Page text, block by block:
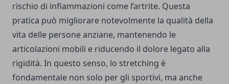
rischio di infiammazioni come l’artrite. Questa
pratica può migliorare notevolmente la qualità della
vita delle persone anziane, mantenendo le
articolazioni mobili e riducendo il dolore legato alla
rigidità. In questo senso, lo stretching è
fondamentale non solo per gli sportivi, ma anche